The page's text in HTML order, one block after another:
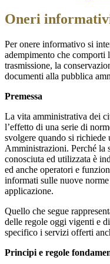
Oneri
Per onere informativo si
adempimento che comporti
trasmissione, la
documenti alla pubblica
Premessa
La vita amministrativa dei
l’effetto di una serie di
svolgere quando si
Amministrazioni. Perché la
conosciuta ed utilizzata è
ed anche operatori e
informati sulle nuove
applicazione.
Quello che segue
delle regole oggi vigenti e
specifico i servizi offerti
Principi e regole